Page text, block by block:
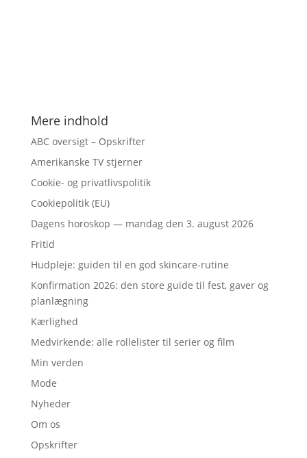
Mere indhold
ABC oversigt – Opskrifter
Amerikanske TV stjerner
Cookie- og privatlivspolitik
Cookiepolitik (EU)
Dagens horoskop — mandag den 3. august 2026
Fritid
Hudpleje: guiden til en god skincare-rutine
Konfirmation 2026: den store guide til fest, gaver og
planlægning
Kærlighed
Medvirkende: alle rollelister til serier og film
Min verden
Mode
Nyheder
Om os
Opskrifter